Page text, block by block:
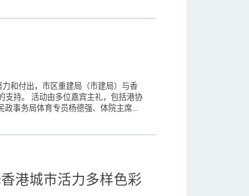
和付出，市区重建局（市建局）与香
支持。 活动由多位嘉宾主礼，包括港协
事务局体育专员杨德强、体院主席...
港城市活力多样色彩